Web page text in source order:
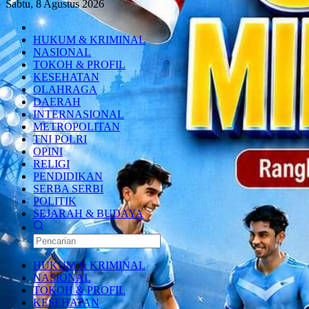
Sabtu, 8 Agustus 2026
HUKUM & KRIMINAL
NASIONAL
TOKOH & PROFIL
KESEHATAN
OLAHRAGA
DAERAH
INTERNASIONAL
METROPOLITAN
TNI POLRI
OPINI
RELIGI
PENDIDIKAN
SERBA SERBI
POLITIK
SEJARAH & BUDAYA
HUKUM & KRIMINAL
NASIONAL
TOKOH & PROFIL
KESEHATAN